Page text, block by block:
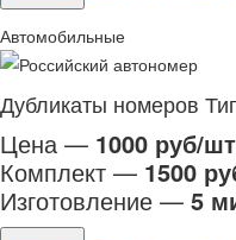
Автомобильные
Дубликаты номеров
Цена — 1000 руб/шт
Комплект — 1500
Изготовление — 5